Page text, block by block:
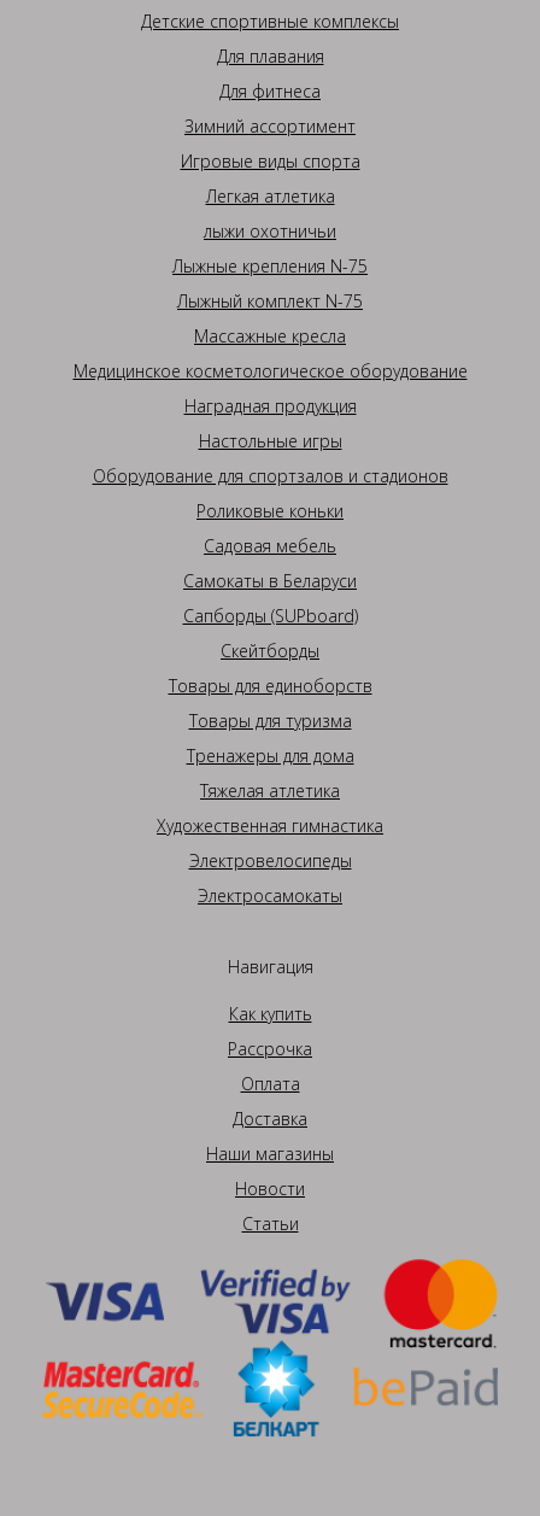
Детские спортивные комплексы
Для плавания
Для фитнеса
Зимний ассортимент
Игровые виды спорта
Легкая атлетика
лыжи охотничьи
Лыжные крепления N-75
Лыжный комплект N-75
Массажные кресла
Медицинское косметологическое оборудование
Наградная продукция
Настольные игры
Оборудование для спортзалов и стадионов
Роликовые коньки
Садовая мебель
Самокаты в Беларуси
Сапборды (SUPboard)
Скейтборды
Товары для единоборств
Товары для туризма
Тренажеры для дома
Тяжелая атлетика
Художественная гимнастика
Электровелосипеды
Электросамокаты
Навигация
Как купить
Рассрочка
Оплата
Доставка
Наши магазины
Новости
Статьи